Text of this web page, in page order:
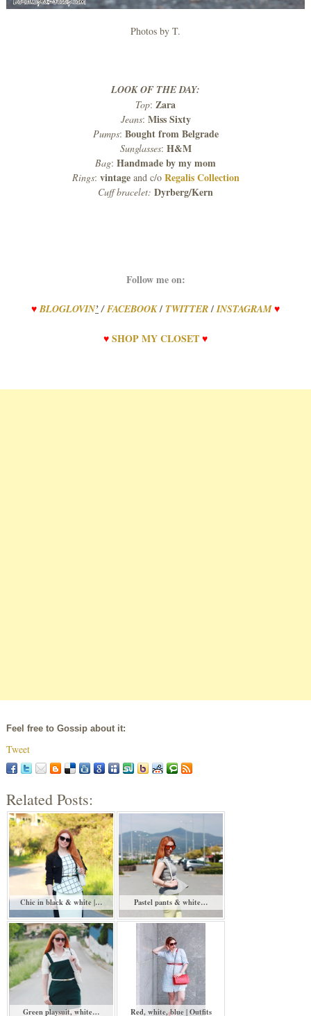
Photos by T.
LOOK OF THE DAY:
Top: Zara
Jeans: Miss Sixty
Pumps: Bought from Belgrade
Sunglasses: H&M
Bag: Handmade by my mom
Rings: vintageand c/o Regalis Collection
Cuff bracelet: Dyrberg/Kern
Follow me on:
♥ BLOGLOVIN’/FACEBOOK / TWITTER / INSTAGRAM ♥
♥SHOPMYCLOSET♥
Feel free to Gossip about it:
Tweet
Related Posts:
Chic in black & white |… Pastel pants & white…
Green playsuit, white… Red, white, blue | Outfits